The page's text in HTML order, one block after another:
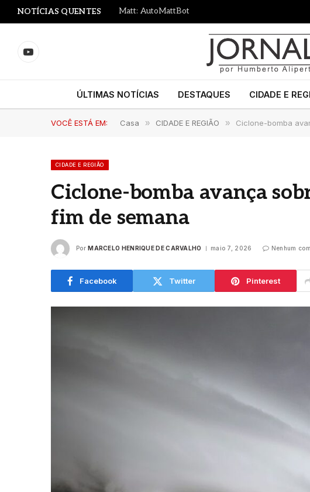
NOTÍCIAS QUENTES Matt: AutoMattBot
YouTube
ÚLTIMAS NOTÍCIAS DESTAQUES CIDADE E
VOCÊ ESTÁ EM: Casa » CIDADE E REGIÃO » Ciclone-bomba
CIDADE E REGIÃO
Ciclone-bomba avança
fim de semana
Por MARCELO HENRIQUE DE CARVALHO maio 7, 2026 Nenhum
Facebook Twitter Pinterest